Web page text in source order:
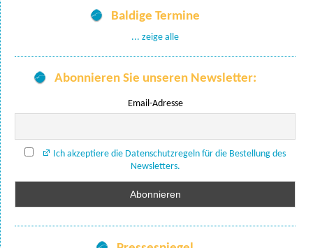
Baldige Termine
... zeige alle
Abonnieren Sie unseren Newsletter:
Email-Adresse
Ich akzeptiere die Datenschutzregeln für die Bestellung des
Newsletters.